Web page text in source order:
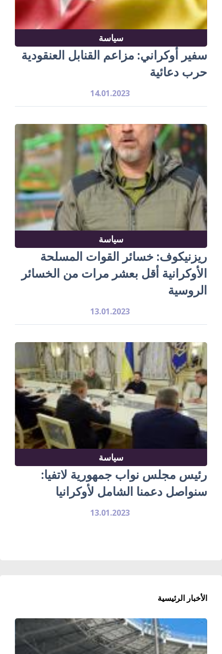
سياسة
سفير أوكراني: مزاعم القنابل العنقودية
حرب دعائية
14.01.2023
سياسة
ريزنيكوف: خسائر القوات المسلحة
الأوكرانية أقل بعشر مرات من الخسائر
الروسية
13.01.2023
سياسة
رئيس مجلس نواب جمهورية لاتفيا:
سنواصل دعمنا الشامل لأوكرانيا
13.01.2023
الأخبار الرئيسية